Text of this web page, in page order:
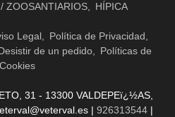
ZOOSANTIARIOS
HÍPICA
Legal
Política de Privacidad
de un pedido
Políticas de
Cookies
31 - 13300 VALDEPEï¿½AS,
| 926313544 |